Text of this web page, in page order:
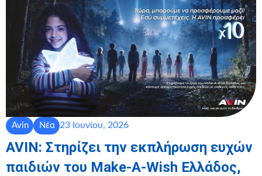
Avin Νέα 23 Ιουνίου, 2026
AVIN: Στηρίζει την εκπλήρωση ευχών
παιδιών του Make-A-Wish Ελλάδος,